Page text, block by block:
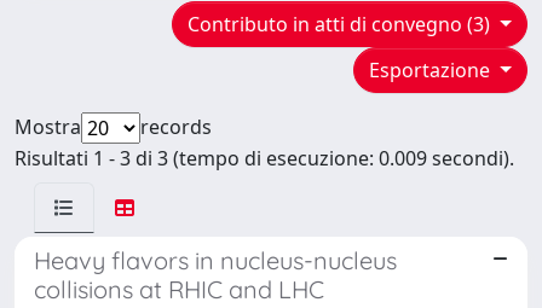
Contributo in atti di convegno (3)
Esportazione
Mostra
records
Risultati 1 - 3 di 3 (tempo di esecuzione: 0.009 secondi).
Heavy flavors in nucleus-nucleus
collisions at RHIC and LHC